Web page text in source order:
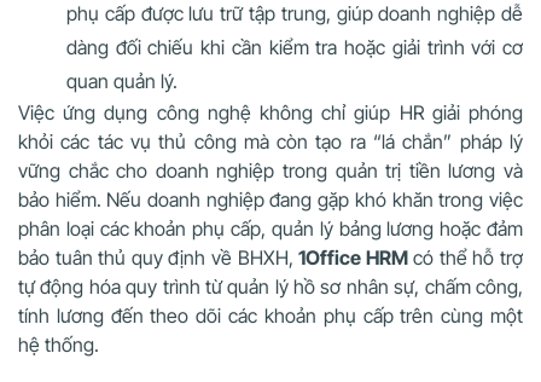
phụ cấp được lưu trữ tập trung, giúp doanh nghiệp dễ
dàng đối chiếu khi cần kiểm tra hoặc giải trình với cơ
quan quản lý.
Việc ứng dụng công nghệ không chỉ giúp HR giải phóng
khỏi các tác vụ thủ công mà còn tạo ra “lá chắn” pháp lý
vững chắc cho doanh nghiệp trong quản trị tiền lương và
bảo hiểm. Nếu doanh nghiệp đang gặp khó khăn trong việc
phân loại các khoản phụ cấp, quản lý bảng lương hoặc đảm
bảo tuân thủ quy định về BHXH,1Office HRMcó thể hỗ trợ
tự động hóa quy trình từ quản lý hồ sơ nhân sự, chấm công,
tính lương đến theo dõi các khoản phụ cấp trên cùng một
hệ thống.